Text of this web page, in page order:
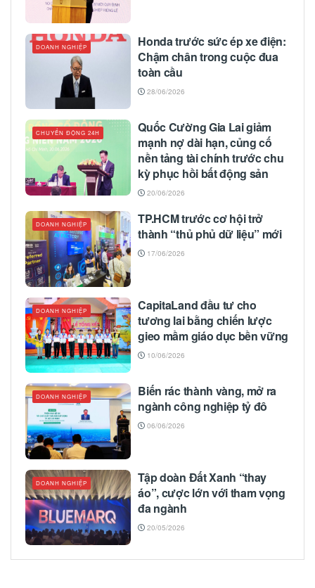
DOANH NGHIỆP
Honda trước sức ép xe điện:
Chậm chân trong cuộc đua
toàn cầu
28/06/2026
CHUYỂN ĐỘNG 24H
Quốc Cường Gia Lai giảm
mạnh nợ dài hạn, củng cố
nền tảng tài chính trước chu
kỳ phục hồi bất động sản
20/06/2026
DOANH NGHIỆP
TP.HCM trước cơ hội trở
thành “thủ phủ dữ liệu” mới
17/06/2026
DOANH NGHIỆP
CapitaLand đầu tư cho
tương lai bằng chiến lược
gieo mầm giáo dục bền vững
10/06/2026
DOANH NGHIỆP
Biến rác thành vàng, mở ra
ngành công nghiệp tỷ đô
06/06/2026
DOANH NGHIỆP
Tập doàn Đất Xanh “thay
áo”, cược lớn với tham vọng
đa ngành
20/05/2026